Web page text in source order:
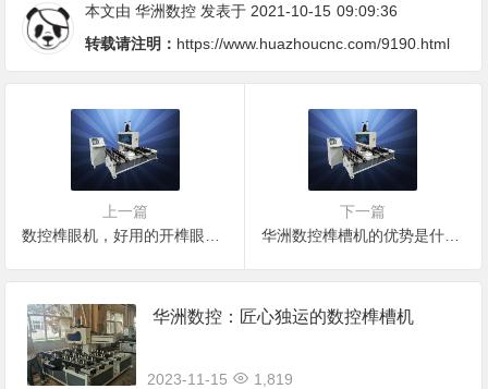
本文由华洲数控 发表于 2021-10-15 09:09:36
转载请注明： https://www.huazhoucnc.com/9190.html
上一篇
下一篇
华洲数控榫槽机的优势是什么？
华洲数控：匠心独运的数控榫槽机
2023-11-15 1,819